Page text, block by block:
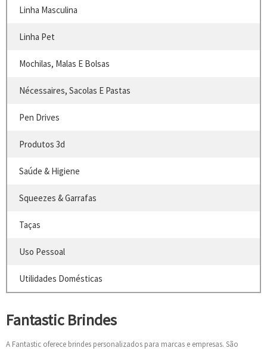
Linha Masculina
Linha Pet
Mochilas, Malas E Bolsas
Nécessaires, Sacolas E Pastas
Pen Drives
Produtos 3d
Saúde & Higiene
Squeezes & Garrafas
Taças
Uso Pessoal
Utilidades Domésticas
Fantastic Brindes
A Fantastic oferece brindes personalizados para marcas e empresas. São